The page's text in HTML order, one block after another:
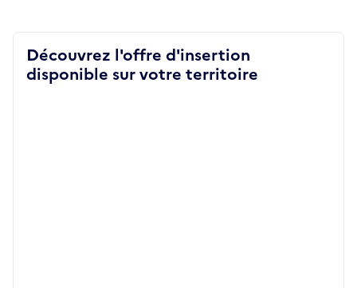
Découvrez l'offre d'insertion
disponible sur votre territoire